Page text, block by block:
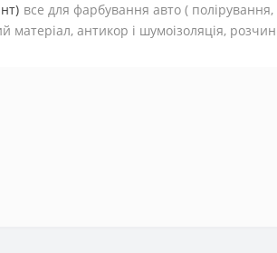
все для фарбування авто (
матеріал, антикор і шумоізоляція,